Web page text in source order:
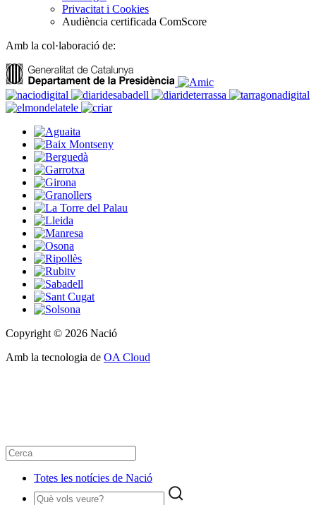
Privacitat i Cookies
Audiència certificada ComScore
Amb la col·laboració de:
Copyright © 2026 Nació
Amb la tecnologia de OA Cloud
Totes les notícies de Nació